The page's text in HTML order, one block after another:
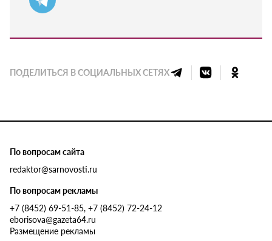
ПОДЕЛИТЬСЯ В СОЦИАЛЬНЫХ СЕТЯХ
По вопросам сайта
redaktor@sarnovosti.ru
По вопросам рекламы
+7 (8452) 69-51-85, +7 (8452) 72-24-12
eborisova@gazeta64.ru
Размещение рекламы